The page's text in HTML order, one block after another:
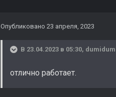
Опубликовано 23 апреля, 2023
В 23.04.2023 в 05:30, dumidum
отлично работает.